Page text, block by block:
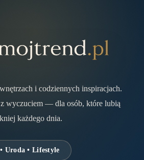
i codziennych inspiracjach.
wyczuciem — dla osób, które lubią
każdego dnia.
Uroda • Lifestyle